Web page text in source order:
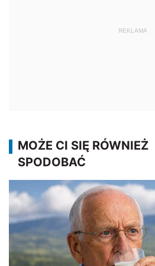
REKLAMA